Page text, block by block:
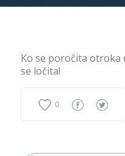
Ko se poročita otroka
se ločita!
0